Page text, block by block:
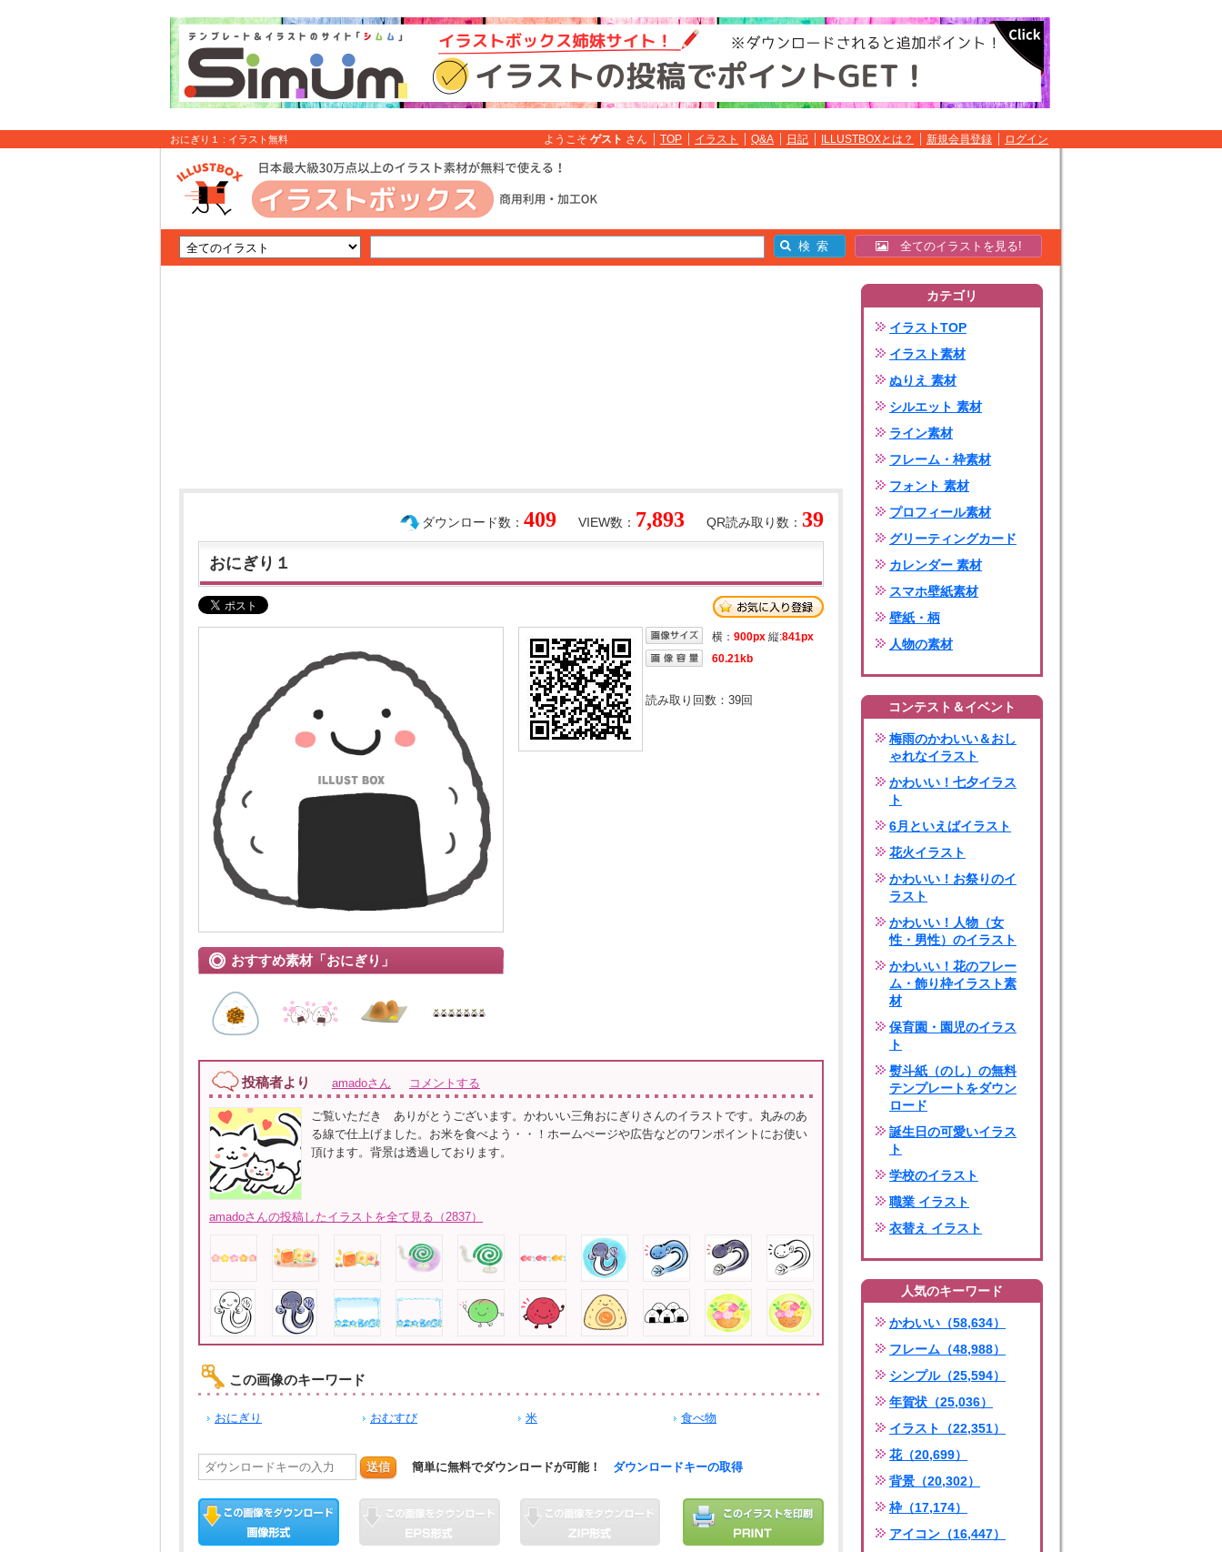
おにぎり１ : イラスト無料 ようこそ ゲスト さん TOP イラスト Q&A 日記 ILLUSTBOXとは？ 新規会員登録 ログイン
全てのイラストを見る!
QR読み取り数： 39
VIEW数： 7,893
ダウンロード数： 409
おにぎり１
おすすめ素材「おにぎり」
横： 900px 縦:841px
60.21kb
読み取り回数： 39回
投稿者より amadoさん コメントする
ご覧いただき ありがとうございます。かわいい三角おにぎりさんのイラストです。丸みのあ
る線で仕上げました。お米を食べよう・・！ホームぺージや広告などのワンポイントにお使い
頂けます。背景は透過しております。
amadoさんの投稿したイラストを全て見る（2837）
この画像のキーワード
おにぎり おむすび 米 食べ物
送信 簡単に無料でダウンロードが可能！ ダウンロードキーの取得
カテゴリ
イラストTOP
イラスト素材
ぬりえ 素材
シルエット 素材
ライン素材
フレーム・枠素材
フォント 素材
プロフィール素材
グリーティングカード
カレンダー 素材
スマホ壁紙素材
壁紙・柄
人物の素材
コンテスト＆イベント
梅雨のかわいい＆おし
ゃれなイラスト
かわいい！七夕イラス
ト
6月といえばイラスト
花火イラスト
かわいい！お祭りのイ
ラスト
かわいい！人物（女
性・男性）のイラスト
かわいい！花のフレー
ム・飾り枠イラスト素
材
保育園・園児のイラス
ト
熨斗紙（のし）の無料
テンプレートをダウン
ロード
誕生日の可愛いイラス
ト
学校のイラスト
職業 イラスト
衣替え イラスト
人気のキーワード
かわいい（58,634）
フレーム（48,988）
シンプル（25,594）
年賀状（25,036）
イラスト（22,351）
花（20,699）
背景（20,302）
枠（17,174）
アイコン（16,447）